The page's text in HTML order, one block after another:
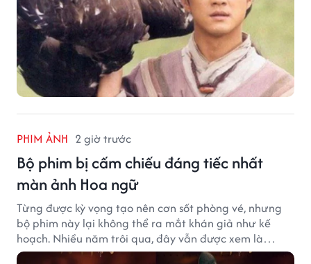
PHIM ẢNH 2 giờ trước
Bộ phim bị cấm chiếu đáng tiếc nhất
màn ảnh Hoa ngữ
Từng được kỳ vọng tạo nên cơn sốt phòng vé, nhưng
bộ phim này lại không thể ra mắt khán giả như kế
hoạch. Nhiều năm trôi qua, đây vẫn được xem là
trường hợp đáng tiếc bậc nhất của màn ảnh Hoa ngữ.